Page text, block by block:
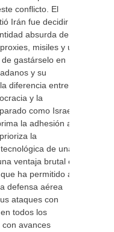
conflicto. El
Irán fue decidir
absurda de
misiles y un
gastárselo en
y su
diferencia entre
y la
como Israel
la adhesión al
la
de una
ventaja brutal en
ha permitido a
defensa aérea
ataques con
todos los
avances